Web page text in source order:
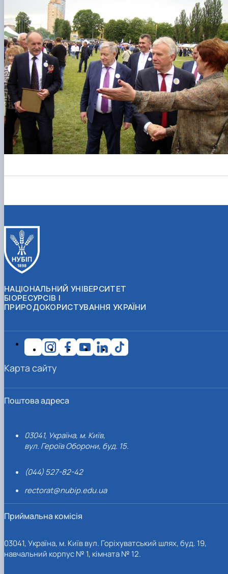
НАЦІОНАЛЬНИЙ УНІВЕРСИТЕТ
БІОРЕСУРСІВ І
ПРИРОДОКОРИСТУВАННЯ УКРАЇНИ
Поштова адреса
03041, Україна, м. Київ,
вул. Героїв Оборони, буд. 15.
(044) 527-82-42
rectorat@nubip.edu.ua
Приймальна комісія
03041, Україна, м. Київ вул. Горіхуватський шлях, буд. 19,
навчальний корпус № 1, кімната № 12.
Карта сайту